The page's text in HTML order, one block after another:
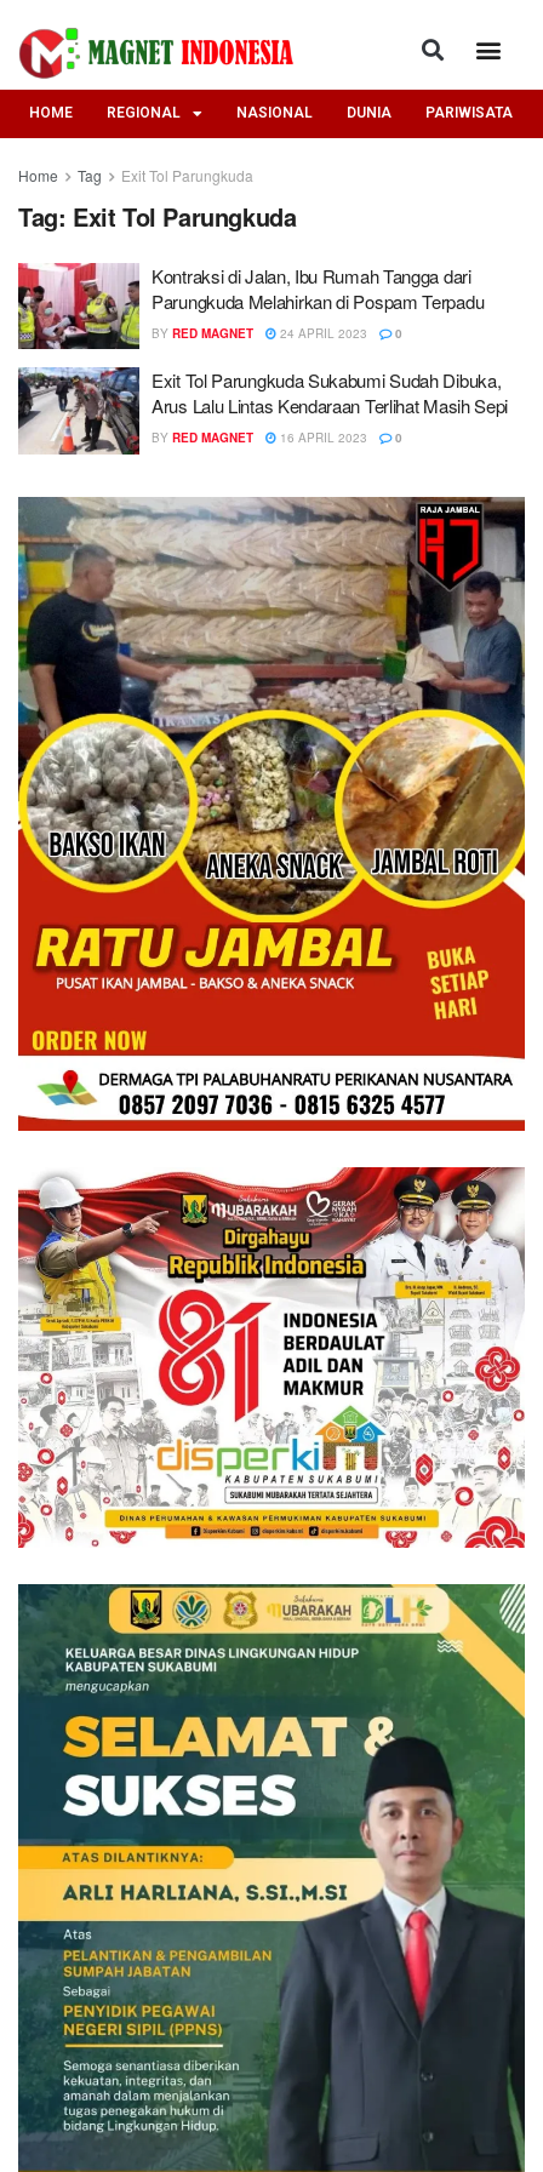
HOME REGIONAL NASIONAL DUNIA PARIWISATA
Home Tag Exit Tol Parungkuda
Tag: Exit Tol Parungkuda
Kontraksi di Jalan, Ibu Rumah Tangga dari
Parungkuda Melahirkan di Pospam Terpadu
BY RED MAGNET 24 APRIL 2023 0
Exit Tol Parungkuda Sukabumi Sudah Dibuka,
Arus Lalu Lintas Kendaraan Terlihat Masih Sepi
BY RED MAGNET 16 APRIL 2023 0